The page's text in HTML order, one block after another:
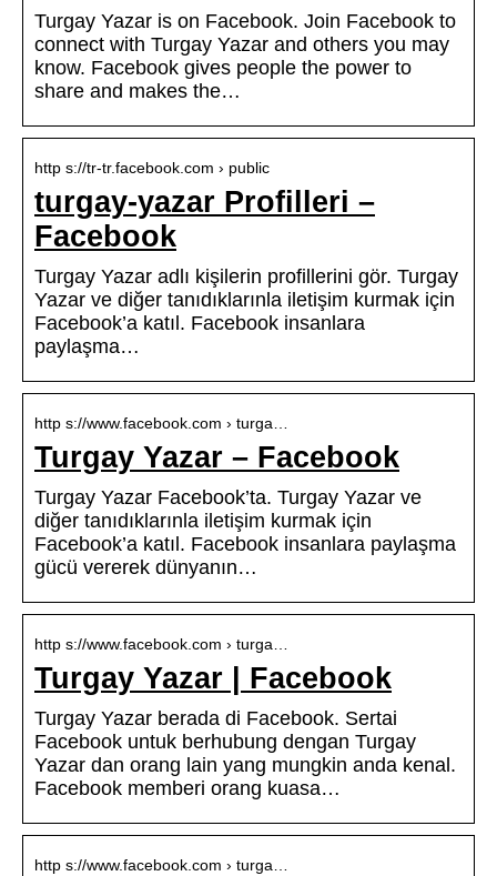
Turgay Yazar is on Facebook. Join Facebook to
connect with Turgay Yazar and others you may
know. Facebook gives people the power to
share and makes the…
http s://tr-tr.facebook.com › public
turgay-yazar Profilleri –
Facebook
Turgay Yazar adlı kişilerin profillerini gör. Turgay
Yazar ve diğer tanıdıklarınla iletişim kurmak için
Facebook’a katıl. Facebook insanlara
paylaşma…
http s://www.facebook.com › turga…
Turgay Yazar – Facebook
Turgay Yazar Facebook’ta. Turgay Yazar ve
diğer tanıdıklarınla iletişim kurmak için
Facebook’a katıl. Facebook insanlara paylaşma
gücü vererek dünyanın…
http s://www.facebook.com › turga…
Turgay Yazar | Facebook
Turgay Yazar berada di Facebook. Sertai
Facebook untuk berhubung dengan Turgay
Yazar dan orang lain yang mungkin anda kenal.
Facebook memberi orang kuasa…
http s://www.facebook.com › turga…